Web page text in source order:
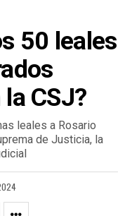
50 leales
CSJ?
leales a Rosario
de Justicia, la